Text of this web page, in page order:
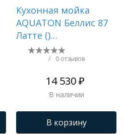
Кухонная мойка
AQUATON Беллис 87
Латте ()
1A724832BS260
/ 0 отзывов
14 530 ₽
В наличии
В корзину